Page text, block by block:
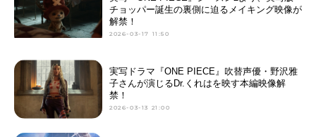
チョッパー誕生の裏側に迫るメイキング映像が
解禁！
2026-03-17 11:50
実写ドラマ『ONE PIECE』吹替声優・野沢雅
子さんが演じるDr.くれはを映す本編映像解
禁！
2026-03-13 21:00